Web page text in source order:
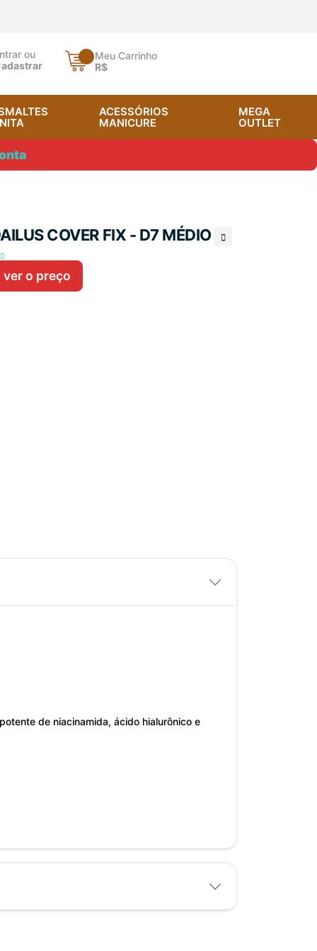
ou
Meu Carrinho
R$
ACESSÓRIOS
MANICURE
MEGA
OUTLET
COVER FIX - D7 MÉDIO
o preço
de niacinamida, ácido hialurônico e